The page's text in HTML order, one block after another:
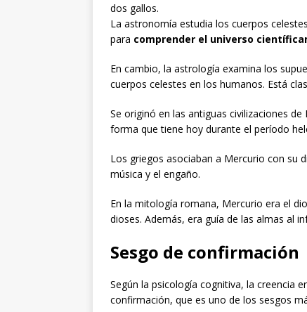
dos gallos.
La astronomía estudia los cuerpos
para comprender el universo
En cambio, la astrología examina los
cuerpos celestes en los humanos. Está
Se originó en las antiguas civilizaciones
forma que tiene hoy durante el período
Los griegos asociaban a Mercurio con su
música y el engaño.
En la mitología romana, Mercurio era el
dioses. Además, era guía de las almas al
Sesgo de confirmación
Según la psicología cognitiva, la creencia
confirmación, que es uno de los sesgos